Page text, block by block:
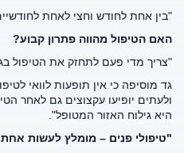
"בין אחת לחודש וחצי לאחת
האם הטיפול מהווה פתרון קבוע?
"צריך מדי פעם לתחזק את הטיפול
גד מוסיפה כי אין תופעות לוואי
ולעתים יופיעו עקצוצים גם לאחר
היא גילוח האזור המטופל".
"טיפולי פנים – מומלץ לעשות